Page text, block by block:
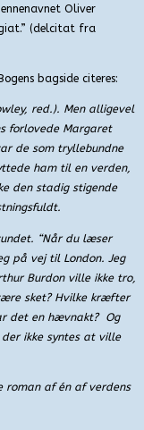
Oliver
(delcitat fra
bagside citeres:
red.). Men alligevel
forlovede Margaret
de som tryllebundne
ham til en verden,
den stadig stigende
“Når du læser
på vej til London. Jeg
Burdon ville ikke tro,
sket? Hvilke kræfter
det en hævnakt? Og
ikke syntes at ville
af én af verdens